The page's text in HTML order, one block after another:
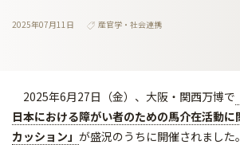
2025年07月11日
産官学・社会連携
2025年6月27日（金）、大阪・関西万博で
日本における障がい者のための馬介在活動に
カッション」 が盛況のうちに開催されました